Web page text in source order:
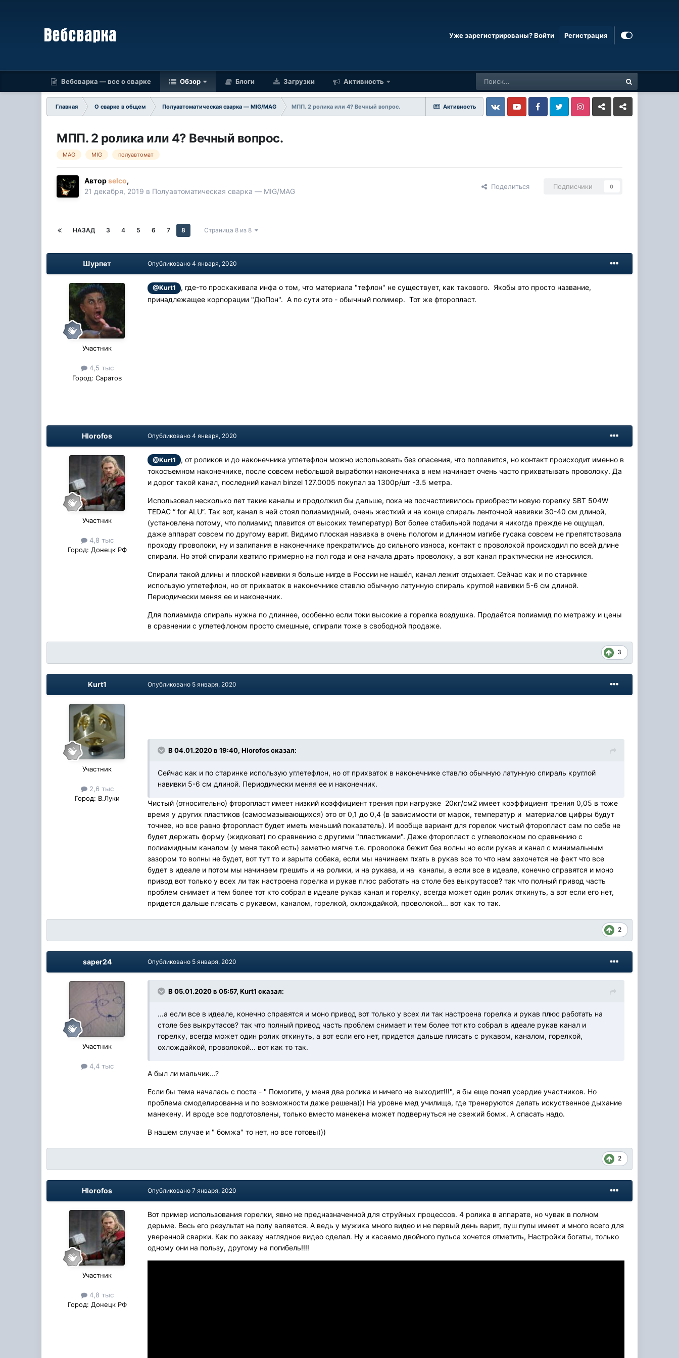
Уже зарегистрированы? Войти Регистрация
Вебсварка — все о сварке Обзор Блоги Загрузки Активность
Активность
Главная О сварке в общем Полуавтоматическая сварка — MIG/MAG
МПП. 2 ролика или 4? Вечный вопрос.
VkontakteYouTube FacebookTwitter InstagramLivejournalOdnoklassniki
МПП. 2 ролика или 4? Вечный вопрос.
MAG MIG полуавтомат
Авторselco,
21 декабря, 2019 в Полуавтоматическая сварка — MIG/MAG
Поделиться Подписчики 0
НАЗАД 3 4 5 6 7 8 Страница 8 из 8
Шурпет
Участник
4,5 тыс
Город: Саратов
Опубликовано4 января, 2020
@Kurt1
, где-то проскакивала инфа о том, что материала "тефлон" не существует, как такового. Якобы это просто название,
принадлежащее корпорации "ДюПон". А по сути это - обычный полимер. Тот же фторопласт.
Hlorofos
Участник
4,8 тыс
Город: Донецк РФ
Опубликовано4 января, 2020
@Kurt1
, от роликов и до наконечника углетефлон можно использовать без опасения, что поплавится, но контакт происходит именно в
токосъемном наконечнике, после совсем небольшой выработки наконечника в нем начинает очень часто прихватывать проволоку. Да
и дорог такой канал, последний канал binzel 127.0005 покупал за 1300р/шт -3.5 метра.
Использовал несколько лет такие каналы и продолжил бы дальше, пока не посчастливилось приобрести новую горелку SBT 504W
TEDAC “ for ALU”. Так вот, канал в ней стоял полиамидный, очень жесткий и на конце спираль ленточной навивки 30-40 см длиной,
(установлена потому, что полиамид плавится от высоких температур) Вот более стабильной подачи я никогда прежде не ощущал,
даже аппарат совсем по другому варит. Видимо плоская навивка в очень пологом и длинном изгибе гусака совсем не препятствовала
проходу проволоки, ну и залипания в наконечнике прекратились до сильного износа, контакт с проволокой происходил по всей длине
спирали. Но этой спирали хватило примерно на пол года и она начала драть проволоку, а вот канал практически не износился.
Спирали такой длины и плоской навивки я больше нигде в России не нашёл, канал лежит отдыхает. Сейчас как и по старинке
использую углетефлон, но от прихваток в наконечнике ставлю обычную латунную спираль круглой навивки 5-6 см длиной.
Периодически меняя ее и наконечник.
Для полиамида спираль нужна по длиннее, особенно если токи высокие а горелка воздушка. Продаётся полиамид по метражу и цены
в сравнении с углетефлоном просто смешные, спирали тоже в свободной продаже.
3
Kurt1
Участник
2,6 тыс
Город: В.Луки
Опубликовано 5 января, 2020
В 04.01.2020 в 19:40, Hlorofos сказал:
Сейчас как и по старинке использую углетефлон, но от прихваток в наконечнике ставлю обычную латунную спираль круглой
навивки 5-6 см длиной. Периодически меняя ее и наконечник.
Чистый (относительно) фторопласт имеет низкий коэффициент трения при нагрузке 20кг/см2 имеет коэффициент трения 0,05 в тоже
время у других пластиков (самосмазывающихся) это от 0,1 до 0,4 (в зависимости от марок, температур и материалов цифры будут
точнее, но все равно фторопласт будет иметь меньший показатель). И вообще вариант для горелок чистый фторопласт сам по себе не
будет держать форму (жидковат) по сравнению с другими "пластиками". Даже фторопласт с углеволокном по сравнению с
полиамидным каналом (у меня такой есть) заметно мягче т.е. проволока бежит без волны но если рукав и канал с минимальным
зазором то волны не будет, вот тут то и зарыта собака, если мы начинаем пхать в рукав все то что нам захочется не факт что все
будет в идеале и потом мы начинаем грешить и на ролики, и на рукава, и на каналы, а если все в идеале, конечно справятся и моно
привод вот только у всех ли так настроена горелка и рукав плюс работать на столе без выкрутасов? так что полный привод часть
проблем снимает и тем более тот кто собрал в идеале рукав канал и горелку, всегда может один ролик откинуть, а вот если его нет,
придется дальше плясать с рукавом, каналом, горелкой, охлождайкой, проволокой... вот как то так.
2
saper24
Участник
4,4 тыс
Опубликовано 5 января, 2020
В 05.01.2020 в 05:57, Kurt1 сказал:
...а если все в идеале, конечно справятся и моно привод вот только у всех ли так настроена горелка и рукав плюс работать на
столе без выкрутасов? так что полный привод часть проблем снимает и тем более тот кто собрал в идеале рукав канал и
горелку, всегда может один ролик откинуть, а вот если его нет, придется дальше плясать с рукавом, каналом, горелкой,
охлождайкой, проволокой... вот как то так.
А был ли мальчик...?
Если бы тема началась с поста - " Помогите, у меня два ролика и ничего не выходит!!!", я бы еще понял усердие участников. Но
проблема смоделированна и по возможности даже решена))) На уровне мед училища, где тренеруются делать искуственное дыхание
манекену. И вроде все подготовлены, только вместо манекена может подвернуться не свежий бомж. А спасать надо.
В нашем случае и " бомжа" то нет, но все готовы)))
2
Hlorofos
Участник
4,8 тыс
Город: Донецк РФ
Опубликовано7 января, 2020
Вот пример использования горелки, явно не предназначенной для струйных процессов. 4 ролика в аппарате, но чувак в полном
дерьме. Весь его результат на полу валяется. А ведь у мужика много видео и не первый день варит, пуш пулы имеет и много всего для
уверенной сварки. Как по заказу наглядное видео сделал. Ну и касаемо двойного пульса хочется отметить, Настройки богаты, только
одному они на пользу, другому на погибель!!!!